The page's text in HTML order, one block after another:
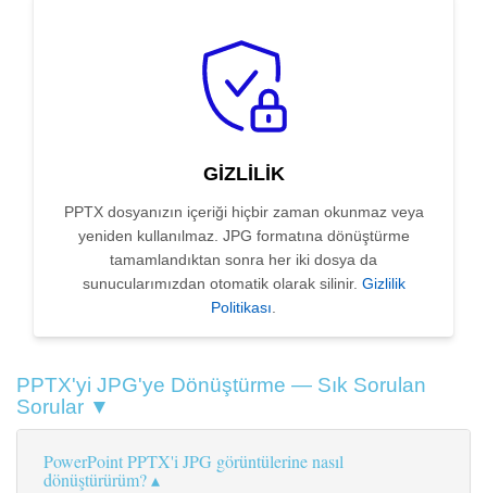
GIZLILIK
PPTX dosyanızın içeriği hiçbir zaman okunmaz veya
yeniden kullanılmaz. JPG formatına dönüştürme
tamamlandıktan sonra her iki dosya da
sunucularımızdan otomatik olarak silinir. Gizlilik
Politikası.
PPTX'yi JPG'ye Dönüştürme — Sık Sorulan
Sorular ▼
PowerPoint PPTX'i JPG görüntülerine nasıl
dönüştürürüm?